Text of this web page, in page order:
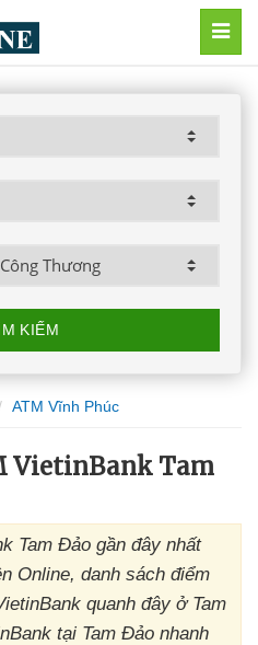
KIẾM
ATM Vĩnh Phúc
VietinBank Tam
Tam Đảo gần đây nhất
Online, danh sách điểm
quanh đây ở Tam
tại Tam Đảo nhanh